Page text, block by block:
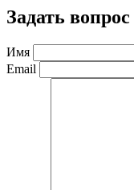
Задать вопрос
Имя
Email